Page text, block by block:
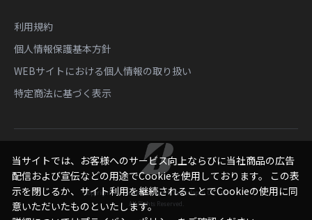
利用規約
個人情報保護基本方針
WEBサイトにおける個人情報の取り扱い
特定商法に基づく表示
Copyright © Bridgestone Sports Sales Japan Co., Ltd.
All Rights Reserved.
当サイトでは、お客様へのサービス向上ならびに当社商品の広告
配信および宣伝などの用途でCookieを使用しております。 この表
示を閉じるか、サイト利用を継続されることでCookieの使用に同
意いただいたものといたします。